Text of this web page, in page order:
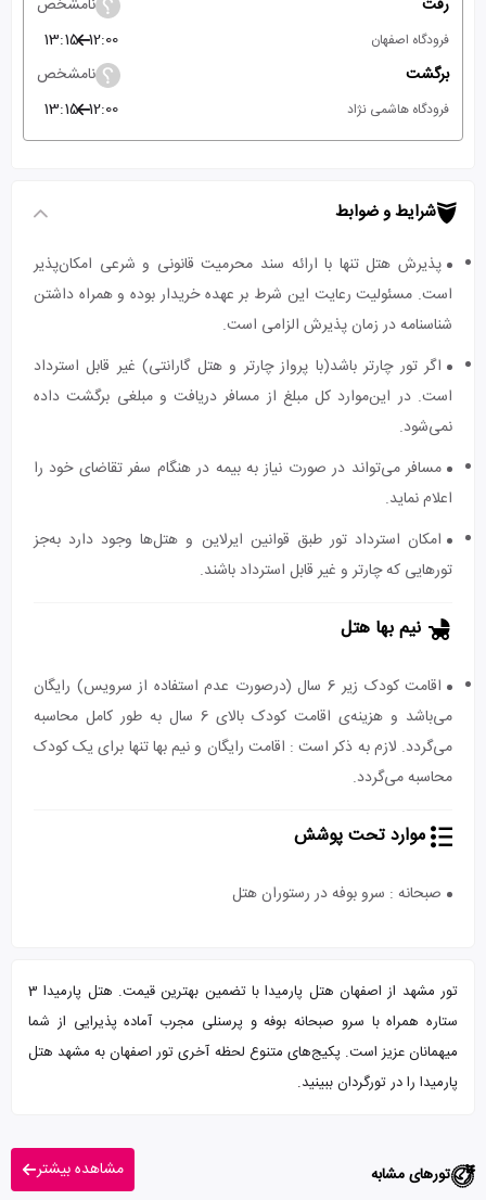
رفت نامشخص
فرودگاه اصفهان 12:00
13:15
برگشت
نامشخص
فرودگاه هاشمی نژاد 12:00
13:15
شرایط و ضوابط
پذیرش هتل تنها با ارائه سند محرمیت قانونی و شرعی امکان‌پذیر
است. مسئولیت رعایت این شرط بر عهده خریدار بوده و همراه داشتن
شناسنامه در زمان پذیرش الزامی است.
اگر تور چارتر باشد(با پرواز چارتر و هتل گارانتی) غیر قابل استرداد
است. در این‌موارد کل مبلغ از مسافر دریافت و مبلغی برگشت داده
نمی‌شود.
مسافر می‌تواند در صورت نیاز به بیمه در هنگام سفر تقاضای خود را
اعلام نماید.
امکان استرداد تور طبق قوانین ایرلاین و هتل‌ها وجود دارد به‌جز
تورهایی که چارتر و غیر قابل استرداد باشند.
نیم بها هتل
اقامت کودک زیر 6 سال (درصورت عدم استفاده از سرویس) رایگان
می‌باشد و هزینه‌ی اقامت کودک بالای 6 سال به طور کامل محاسبه
می‌گردد. لازم به ذکر است : اقامت رایگان و نیم بها تنها برای یک کودک
محاسبه می‌گردد.
موارد تحت پوشش
صبحانه : سرو بوفه در رستوران هتل
تور مشهد از اصفهان هتل پارمیدا با تضمین بهترین قیمت. هتل پارمیدا 3
ستاره همراه با سرو صبحانه بوفه و پرسنلی مجرب آماده پذیرایی از شما
میهمانان عزیز است. پکیج‌های متنوع لحظه آخری تور اصفهان به مشهد هتل
پارمیدا را در تورگردان ببینید.
تورهای مشابه مشاهده بیشتر